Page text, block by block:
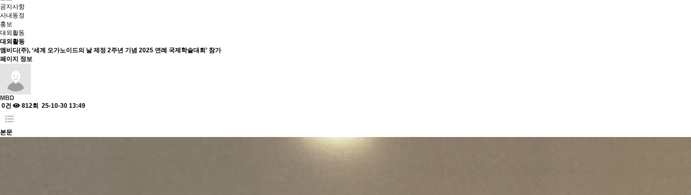
공지사항
사내동정
홍보
대외활동
대외활동
엠비디(주), ‘세계 오가노이드의 날 제정 2주년 기념 2025 연례 국제학술대회’ 참가
페이지 정보
MBD
0건
812회 25-10-30 13:49
본문